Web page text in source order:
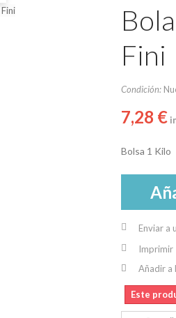
Fini
Condición:
7,28 €
Bolsa 1 Kilo
Enviar a
Imprimir
Añadir a
Este